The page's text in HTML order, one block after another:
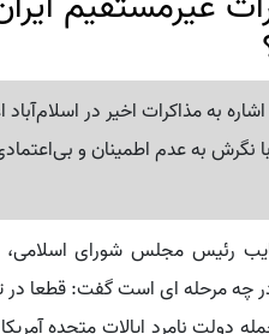
به مذاکرات اخیر در اسلام‌آباد
با نگرش به عدم اطمینان و
رئیس مجلس شورای
چه مرحله ای است گفت: قطعا در